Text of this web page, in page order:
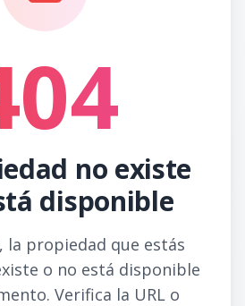
no existe
disponible
la propiedad que estás
o no está disponible
Verifica la URL o